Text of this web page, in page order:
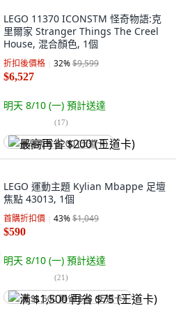
LEGO 11370 ICONSTM 怪奇物語:克
里爾家 Stranger Things The Creel
House, 混合顏色, 1個
折扣後價格 32%$9,599
$6,527
明天 8/10 (一) 預計送達
(17)
最高再省 $200 (王道卡)
LEGO 運動主題 Kylian Mbappe 足壇
焦點 43013, 1個
首購折扣價 43%$1,049
$590
明天 8/10 (一) 預計送達
(21)
满 $1,500 再省 $75 (王道卡)